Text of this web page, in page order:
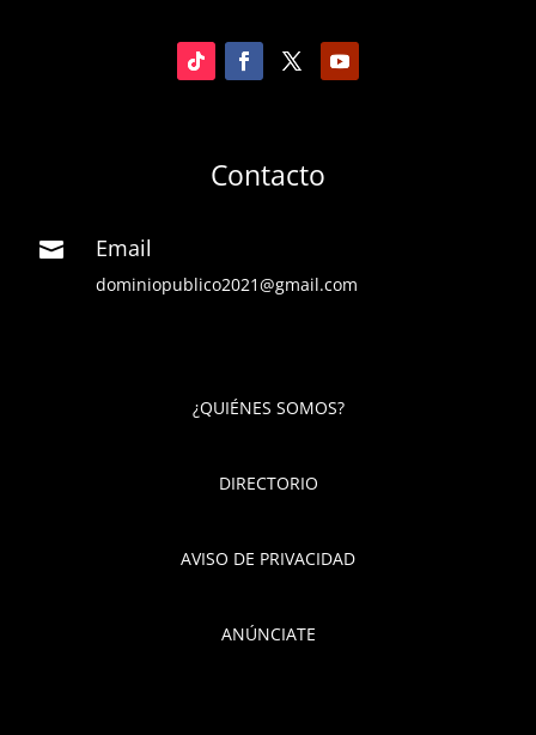
Contacto
 Email
dominiopublico2021@gmail.com
¿QUIÉNES SOMOS?
DIRECTORIO
AVISO DE PRIVACIDAD
ANÚNCIATE